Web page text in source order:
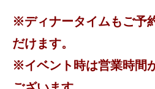
※ディナータイムもご予
だけます。
※イベント時は営業時間